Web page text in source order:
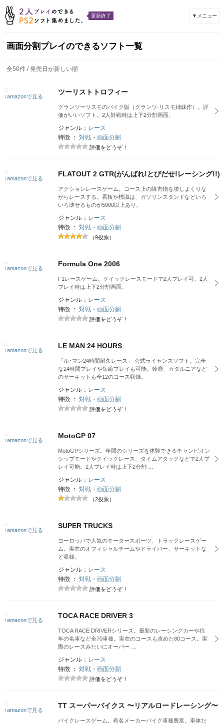
更新終了 ▼メニュー
画面分割プレイのできるソフト一覧
全50件 / 発売日が新しい順
↑amazonで見る
ツーリストトロフィー
グランツーリスモのバイク版（グランツ-リスモ姉妹作）。評
価がいいソフト。2人対戦時は上下2分割画面。
ジャンル： レース
特徴 ： 対戦 ・ 画面分割
評価をどうぞ！
↑amazonで見る
FLATOUT 2 GTR(がんばれ!とびだせ!レ​ーシング!!)
アクションレースゲーム。コース上の障害物を壊しまくりな
がらレースする。看板や標識は、ガソリンスタンドなどいろ
いろ壊せるものが5000以上あり。
ジャンル： レース
特徴 ： 対戦 ・ 画面分割
（9投票）
↑amazonで見る
Formula One 2006
F1レースゲーム。クイックレースモードで2人プレイ可。2人
プレイ時は上下2分割画面。
ジャンル： レース
特徴 ： 対戦 ・ 画面分割
評価をどうぞ！
↑amazonで見る
LE MAN 24 HOURS
「ル･マン24時間耐久レース」 公式ライセンスソフト。完全
な24時間プレイや短縮プレイも可能。鈴鹿、カタルニアなど
のサーキットも全12のコース収録。
ジャンル： レース
特徴 ： 対戦 ・ 画面分割
評価をどうぞ！
↑amazonで見る
MotoGP 07
MotoGPシリーズ。年間のシリーズを体験できるチャンピオン
シップモードやクイックレース、タイムアタックなどで2人プ
レイ可能。2人プレイ時は上下2分割 …
ジャンル： レース
特徴 ： 対戦 ・ 画面分割
（2投票）
↑amazonで見る
SUPER TRUCKS
ヨーロッパで人気のモータースポーツ、トラックレースゲー
ム。実在のオフィシャルチームやドライバー、サーキットな
ど収録。
ジャンル： レース
特徴 ： 対戦 ・ 画面分割
評価をどうぞ！
↑amazonで見る
TOCA RACE DRIVER 3
TOCA RACE DRIVERシリーズ。最新のレーシングカーや往
年の名車など全70車種。実在のコースも含めた80コース。実
際のレースみたいにオーバー …
ジャンル： レース
特徴 ： 対戦 ・ 画面分割
評価をどうぞ！
↑amazonで見る
TT スーパーバイクス 〜リアルロードレーシング〜
バイクレースゲーム。有名メーカーバイク車種豊富。車体だ